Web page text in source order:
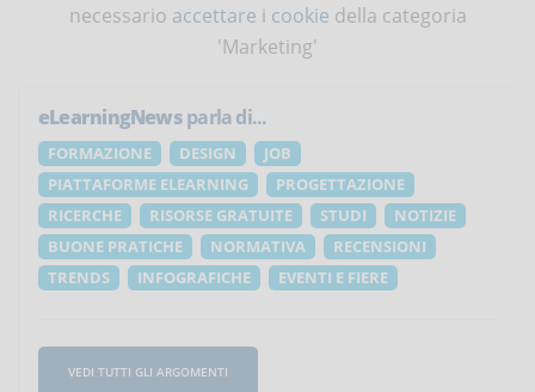
necessario accettare i cookie della categoria
'Marketing'
eLearningNewsparla di...
FORMAZIONE DESIGN
JOB
PIATTAFORME ELEARNING
PROGETTAZIONE
RICERCHE
RISORSE GRATUITE STUDI
NOTIZIE
BUONE PRATICHE
NORMATIVA
RECENSIONI
TRENDS
INFOGRAFICHE EVENTI E FIERE
VEDI TUTTI GLI ARGOMENTI